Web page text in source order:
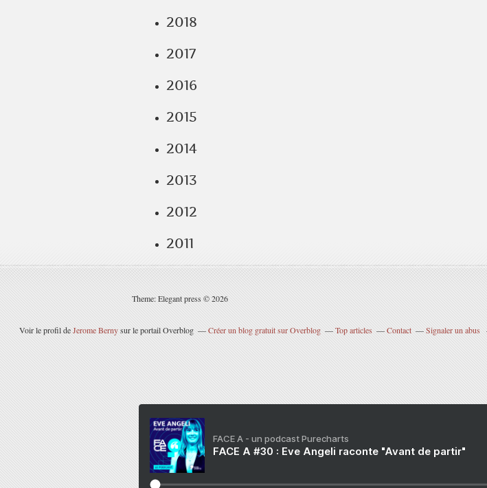
2018
2017
2016
2015
2014
2013
2012
2011
Theme: Elegant press © 2026
Voir le profil deJerome Bernysur le portail Overblog Créer un blog gratuit sur Overblog Top articles Contact Signaler un abus
FACE A - un podcast Purecharts
FACE A #30 : Eve Angeli raconte "Avant de partir"